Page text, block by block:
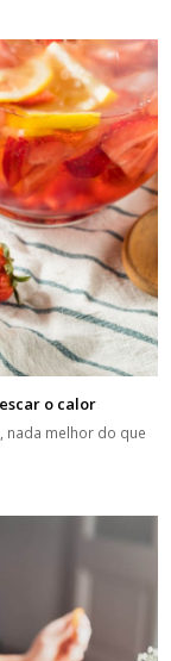
o calor
nada melhor do que